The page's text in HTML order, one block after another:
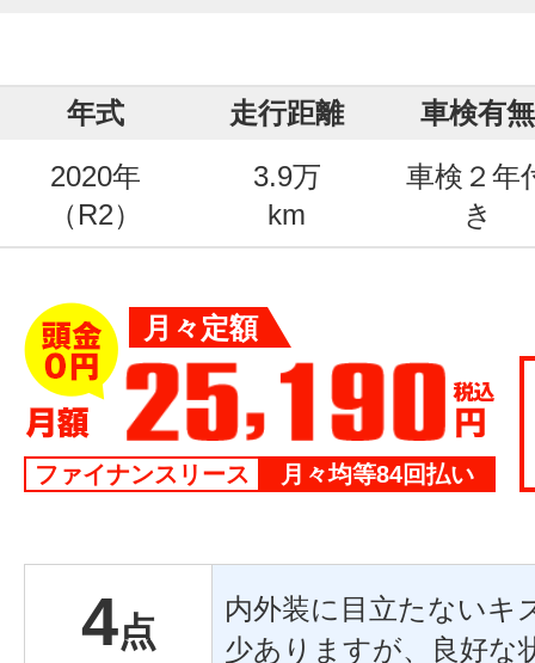
年式 走行距離
車検有無
2020年
（R2）
3.9万
km
車検２年
き
月々定額
ファイナンスリース 月々均等84回払い
4点
内外装に目立たないキ
少ありますが、良好な